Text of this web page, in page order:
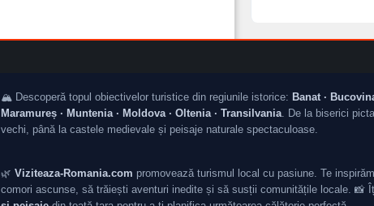
🏔️ Descoperă topul obiectivelor turistice din regiunile istorice: Banat ·
Maramureș · Muntenia · Moldova · Oltenia · Transilvania. De la biserici
vechi, până la castele medievale și peisaje naturale spectaculoase.
🌿 Viziteaza-Romania.com promovează turismul local cu pasiune. Te
comori ascunse, să trăiești aventuri inedite și să susții comunitățile locale. 📸